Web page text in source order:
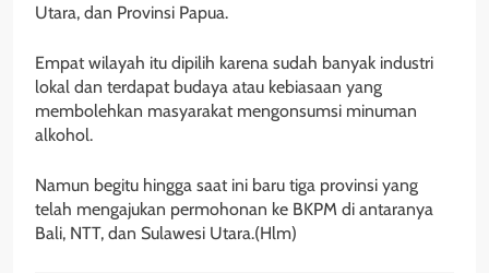
Utara, dan Provinsi Papua.
Empat wilayah itu dipilih karena sudah banyak industri
lokal dan terdapat budaya atau kebiasaan yang
membolehkan masyarakat mengonsumsi minuman
alkohol.
Namun begitu hingga saat ini baru tiga provinsi yang
telah mengajukan permohonan ke BKPM di antaranya
Bali, NTT, dan Sulawesi Utara.(Hlm)